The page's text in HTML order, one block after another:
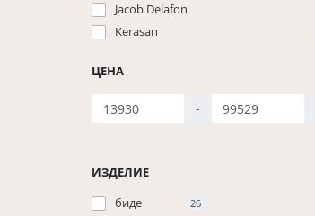
Jacob Delafon
Kerasan
ЦЕНА
-
ИЗДЕЛИЕ
биде
26